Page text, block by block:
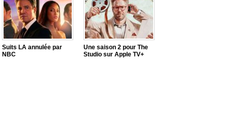
Suits LA annulée par
NBC
Une saison 2 pour The
Studio sur Apple TV+